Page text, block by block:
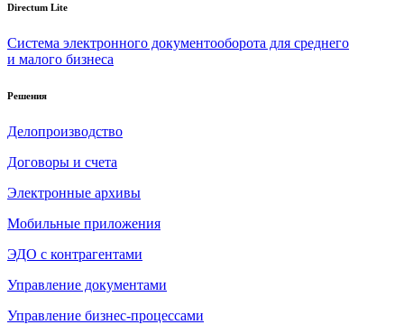
Directum Lite
Система электронного документооборота для среднего
и малого бизнеса
Решения
Делопроизводство
Договоры и счета
Электронные архивы
Мобильные приложения
ЭДО с контрагентами
Управление документами
Управление бизнес-процессами